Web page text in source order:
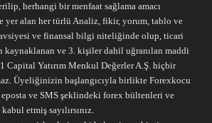
herhangi bir menfaat sağlama amacı
yer alan her türlü Analiz, fikir, yorum, tablo ve
ve finansal bilgi niteliğinde olup, ticari
kaynaklanan ve 3. kişiler dahil uğranılan maddi
Capital Yatırım Menkul Değerler A.Ş. hiçbir
Üyeliğinizin başlangıcıyla birlikte Forexkocu
ve SMS şeklindeki forex bültenleri ve
etmiş sayılırsınız.